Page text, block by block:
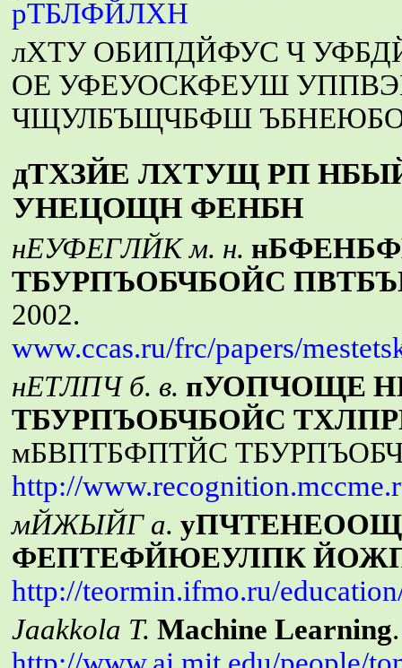
рТБЛФЙЛХН
лХТУ ОБИПДЙФУС Ч
ОЕ УФЕУОСКФЕУШ
ЧЩУЛБЪЩЧБФШ
дТХЗЙЕ ЛХТУЩ РП
УНЕЦОЩН ФЕНБН
нЕУФЕГЛЙК м. н.
ТБУРПЪОБЧБОЙС
2002.
www.ccas.ru/frc/papers/
нЕТЛПЧ б. в. пУОПЧОЩЕ
ТБУРПЪОБЧБОЙС
мБВПТБФПТЙС
http://
мЙЖЫЙГ а.
ФЕПТЕФЙЮЕУЛПК
http://teormin.ifmo.ru/
Jaakkola T. Machine Learning